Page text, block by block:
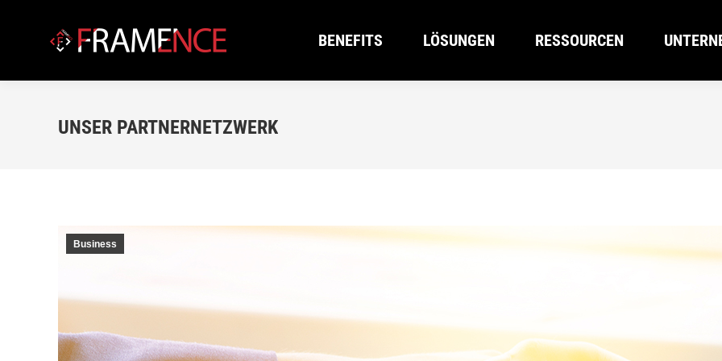
BENEFITS LÖSUNGEN RESSOURCEN
UNSER PARTNERNETZWERK
Business
BENEFITS LÖSUNGEN RESSOURCEN